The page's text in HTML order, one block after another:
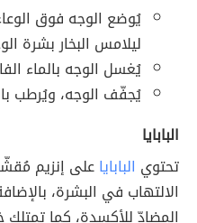
يُوضع الوجه فوق
ليلامس البخار بشرة
يُغسل الوجه بالماء
يُجفّف الوجه، ويُرطب
البابايا
تحتوي الباباياعلى إنزيم
الالتهاب في البشرة،
المضادّ للأكسدة، كما